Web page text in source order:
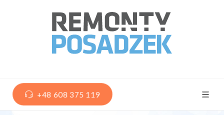
+48 608 375 119